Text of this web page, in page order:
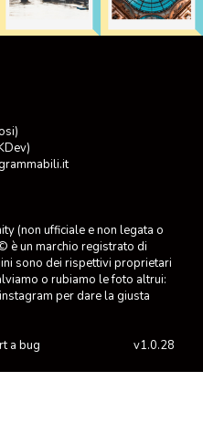
(non ufficiale e non legata o
è un marchio registrato di
sono dei rispettivi proprietari
o rubiamo le foto altrui:
per dare la giusta
a bug v1.0.28